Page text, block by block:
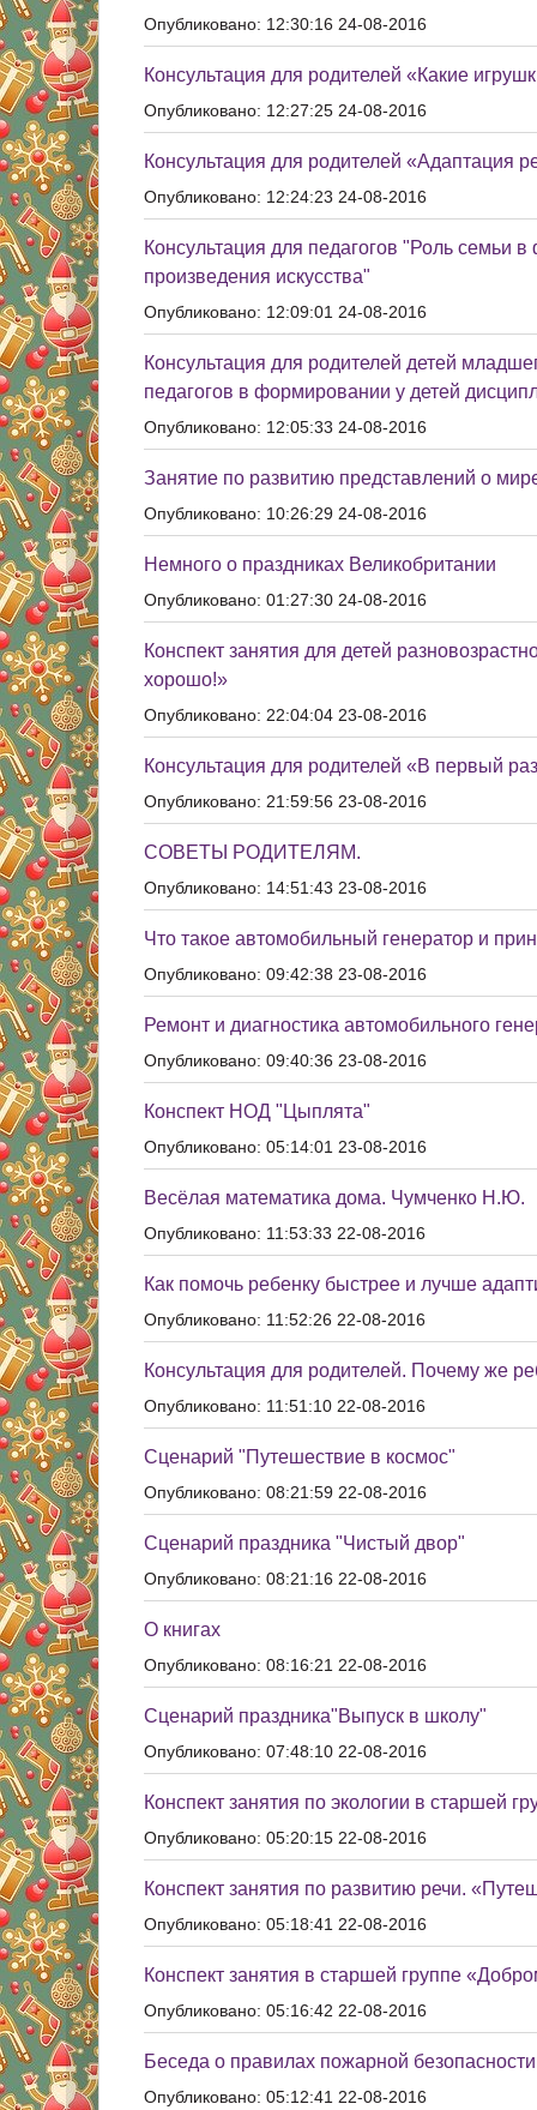
Опубликовано: 12:30:16 24-08-2016
Консультация для родителей «Какие
Опубликовано: 12:27:25 24-08-2016
Консультация для родителей «Адаптация
Опубликовано: 12:24:23 24-08-2016
Консультация для педагогов "Роль семьи
произведения искусства"
Опубликовано: 12:09:01 24-08-2016
Консультация для родителей детей
педагогов в формировании у детей
Опубликовано: 12:05:33 24-08-2016
Занятие по развитию представлений о
Опубликовано: 10:26:29 24-08-2016
Немного о праздниках Великобритании
Опубликовано: 01:27:30 24-08-2016
Конспект занятия для детей
хорошо!»
Опубликовано: 22:04:04 23-08-2016
Консультация для родителей «В первый
Опубликовано: 21:59:56 23-08-2016
СОВЕТЫ РОДИТЕЛЯМ.
Опубликовано: 14:51:43 23-08-2016
Что такое автомобильный генератор и
Опубликовано: 09:42:38 23-08-2016
Ремонт и диагностика автомобильного
Опубликовано: 09:40:36 23-08-2016
Конспект НОД "Цыплята"
Опубликовано: 05:14:01 23-08-2016
Весёлая математика дома. Чумченко Н.Ю.
Опубликовано: 11:53:33 22-08-2016
Как помочь ребенку быстрее и лучше
Опубликовано: 11:52:26 22-08-2016
Консультация для родителей. Почему же
Опубликовано: 11:51:10 22-08-2016
Сценарий "Путешествие в космос"
Опубликовано: 08:21:59 22-08-2016
Сценарий праздника "Чистый двор"
Опубликовано: 08:21:16 22-08-2016
О книгах
Опубликовано: 08:16:21 22-08-2016
Сценарий праздника"Выпуск в школу"
Опубликовано: 07:48:10 22-08-2016
Конспект занятия по экологии в старшей
Опубликовано: 05:20:15 22-08-2016
Конспект занятия по развитию речи.
Опубликовано: 05:18:41 22-08-2016
Конспект занятия в старшей группе
Опубликовано: 05:16:42 22-08-2016
Беседа о правилах пожарной
Опубликовано: 05:12:41 22-08-2016